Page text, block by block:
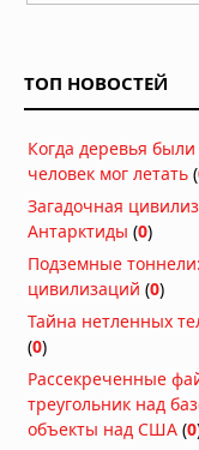
ТОП НОВОСТЕЙ
Когда деревья
человек мог летать (
Загадочная
Антарктиды (0)
Подземные
цивилизаций (0)
Тайна нетленных
(0)
Рассекреченные
треугольник над
объекты над США (0